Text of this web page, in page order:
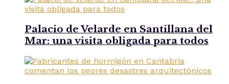
Palacio de Velarde en Santillana del
Mar: una visita obligada para todos